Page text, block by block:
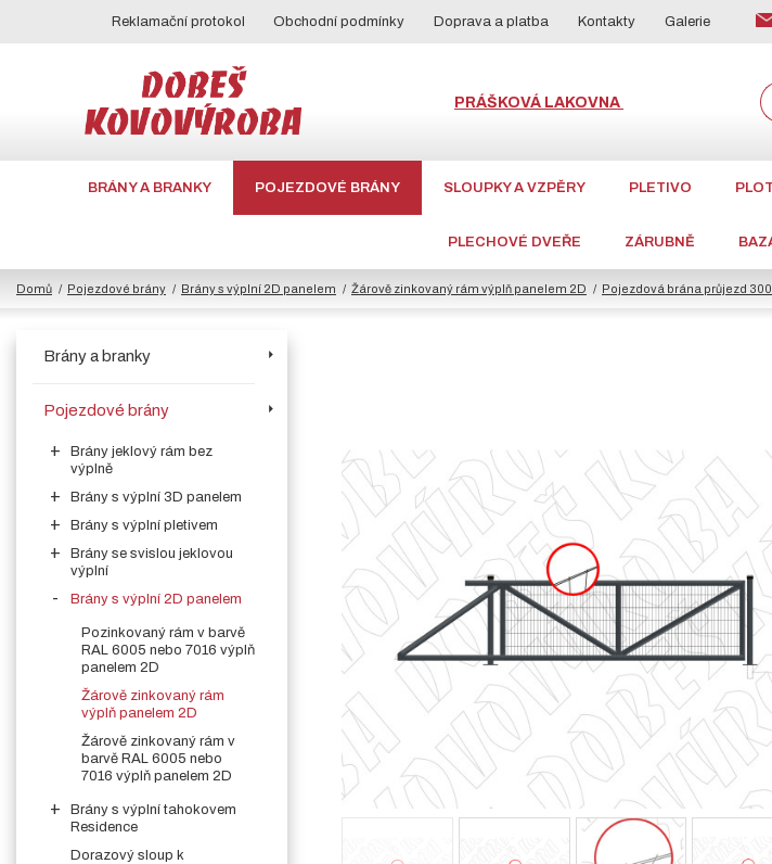
Reklamační protokol Obchodní podmínky Doprava a platba Kontakty Galerie
PRÁŠKOVÁ LAKOVNA
BRÁNY A BRANKY POJEZDOVÉ BRÁNY SLOUPKY A VZPĚRY PLETIVO
PLECHOVÉ DVEŘE ZÁRUBNĚ
Domů Pojezdové brány Brány s výplní 2D panelem Žárově zinkovaný rám výplň panelem 2D Pojezdová brána průjezd
Brány a branky
Pojezdové brány
Brány jeklový rám bez
výplně
Brány s výplní 3D panelem
Brány s výplní pletivem
Brány se svislou jeklovou
výplní
Brány s výplní 2D panelem
Pozinkovaný rám v barvě
RAL 6005 nebo 7016 výplň
panelem 2D
Žárově zinkovaný rám
výplň panelem 2D
Žárově zinkovaný rám v
barvě RAL 6005 nebo
7016 výplň panelem 2D
Brány s výplní tahokovem
Residence
Dorazový sloup k